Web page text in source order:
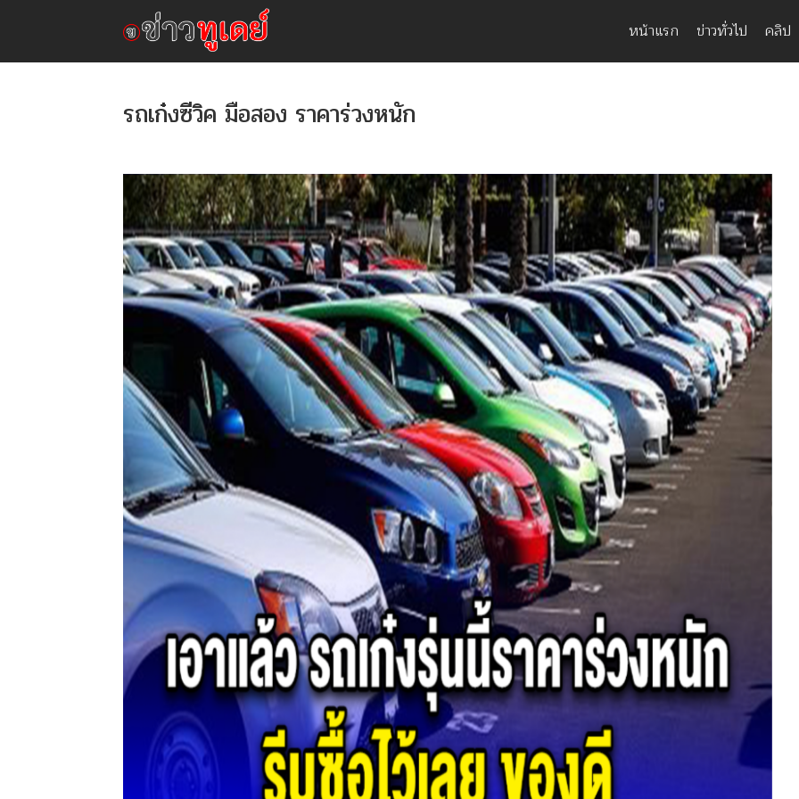
หน้าแรก ข่าวทั่วไป คลิป
รถเก๋งซีวิค มือสอง ราคาร่วงหนัก